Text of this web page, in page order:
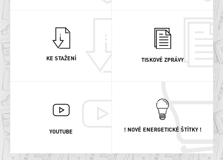
KE STAŽENÍ TISKOVÉ ZPRÁVY
YOUTUBE ! NOVÉ ENERGETICKÉ ŠTÍTKY !